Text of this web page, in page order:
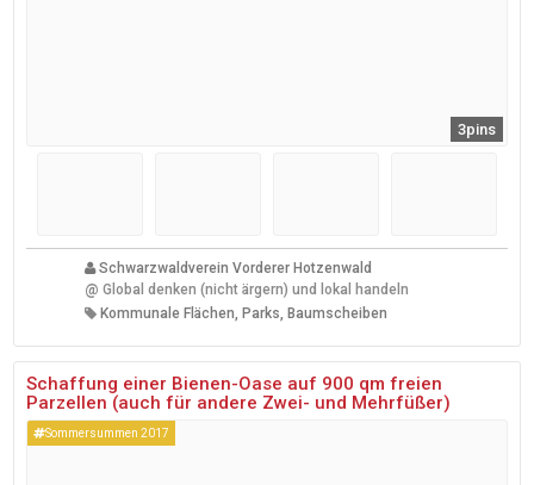
3pins
Schwarzwaldverein Vorderer Hotzenwald
@ Global denken (nicht ärgern) und lokal handeln
Kommunale Flächen, Parks, Baumscheiben
Schaffung einer Bienen-Oase auf 900 qm freien
Parzellen (auch für andere Zwei- und Mehrfüßer)
Sommersummen 2017